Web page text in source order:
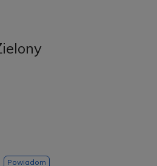
Powiadom